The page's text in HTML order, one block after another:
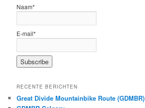
Naam*
E-mail*
RECENTE BERICHTEN
Great Divide Mountainbike Route (GDMBR)